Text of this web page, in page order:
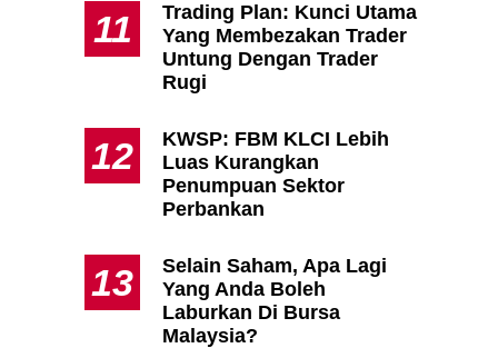
11
Trading Plan: Kunci Utama
Yang Membezakan Trader
Untung Dengan Trader
Rugi
12
KWSP: FBM KLCI Lebih
Luas Kurangkan
Penumpuan Sektor
Perbankan
13
Selain Saham, Apa Lagi
Yang Anda Boleh
Laburkan Di Bursa
Malaysia?